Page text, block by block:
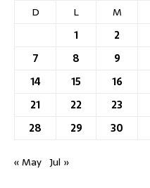
D
L M
1
2
7
8 9
14
15 16
21
22 23
28
29 30
« May Jul »